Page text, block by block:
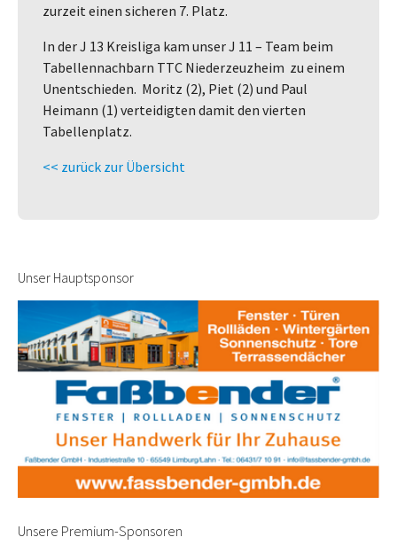
zurzeit einen sicheren 7. Platz.
In der J 13 Kreisliga kam unser J 11 – Team beim
Tabellennachbarn TTC Niederzeuzheim zu einem
Unentschieden. Moritz (2), Piet (2) und Paul
Heimann (1) verteidigten damit den vierten
Tabellenplatz.
<< zurück zur Übersicht
Unser Hauptsponsor
Unsere Premium-Sponsoren